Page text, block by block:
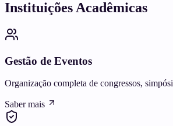
Instituições Acadêmicas
Gestão de Eventos
Organização completa de congressos,
Saber mais